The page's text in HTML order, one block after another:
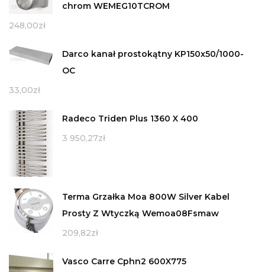
chrom WEMEG10TCROM
248,00zł
Darco kanał prostokątny KP150x50/1000-
OC
33,00zł
Radeco Triden Plus 1360 X 400
3 950,27zł
Terma Grzałka Moa 800W Silver Kabel
Prosty Z Wtyczką Wemoa08Fsmaw
209,82zł
Vasco Carre Cphn2 600X775